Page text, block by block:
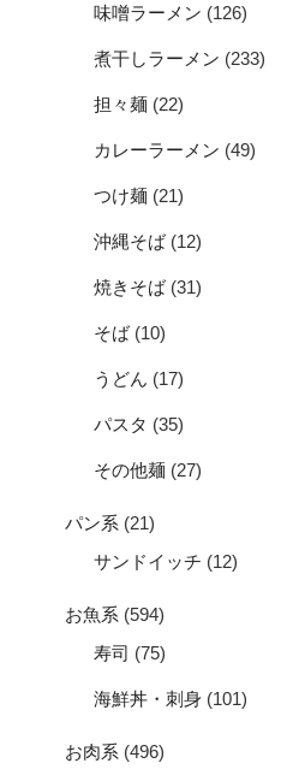
味噌ラーメン (126)
煮干しラーメン (233)
担々麺 (22)
カレーラーメン (49)
つけ麺 (21)
沖縄そば(12)
焼きそば(31)
そば(10)
うどん (17)
パスタ (35)
その他麺 (27)
パン系 (21)
サンドイッチ (12)
お魚系 (594)
寿司 (75)
海鮮丼・刺身 (101)
お肉系 (496)